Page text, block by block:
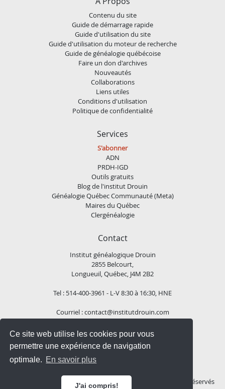
Ce site web utilise les cookies pour vous
permettre une expérience de navigation
optimale. En savoir plus
J'ai compris!
Contenu du site
Guide de démarrage rapide
Guide d'utilisation du site
Guide d'utilisation du moteur de recherche
Guide de généalogie québécoise
Faire un don d'archives
Nouveautés
Collaborations
Liens utiles
Conditions d'utilisation
Politique de confidentialité
Services
S'abonner
ADN
PRDH-IGD
Outils gratuits
Blog de l'institut Drouin
Généalogie Québec Communauté (Meta)
Maires du Québec
Clergénéalogie
Contact
Institut généalogique Drouin
2855 Belcourt,
Longueuil, Québec, J4M 2B2
Tel : 514-400-3961 - L-V 8:30 à 16:30, HNE
Courriel :contact@institutdrouin.com
Suivez-nous!
2026 Institut généalogique Drouin, Tous droits réservés